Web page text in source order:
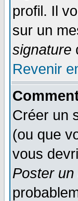
profil. Il
sur un
signature
Revenir
Créer un
(ou que
vous
Poster